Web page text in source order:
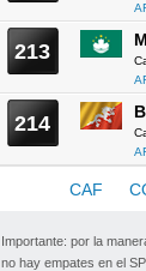
213
214
CAF
Importante: por la
no hay empates en el